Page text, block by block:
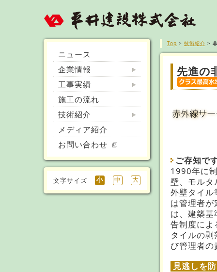
ニュース
企業情報
工事実績
施工の流れ
技術紹介
メディア紹介
お問い合わせ
文字サイズ 小 中 大
Top > 技術紹介 >
先進の
ご存知で
1990年に
壁、モルタ
外壁タイル
は管理者
は、建築
告制度によ
タイルの
び管理者
見逃しを